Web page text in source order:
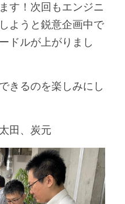
す！次回もエンジニ
ようと鋭意企画中で
ドルが上がりまし
きるのを楽しみにし
田、炭元